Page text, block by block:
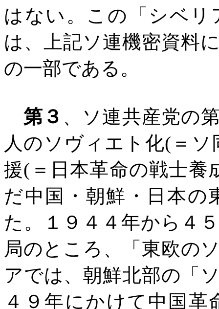
はない。この「シベリ
は、上記ソ連機密資料
の一部である。
第３ 、ソ連共産党の
人のソヴィエト化( ＝
援( ＝日本革命の戦士養
だ中国・朝鮮・日本の
た。１９４４年から４
局のところ、「東欧の
アでは、朝鮮北部の「
４９年にかけて中国